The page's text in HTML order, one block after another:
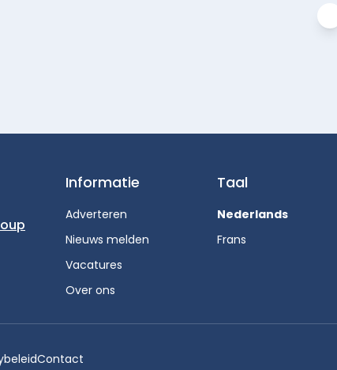
Informatie
Adverteren
Nieuws melden
Vacatures
Over ons
Taal
Nederlands
Frans
Contact